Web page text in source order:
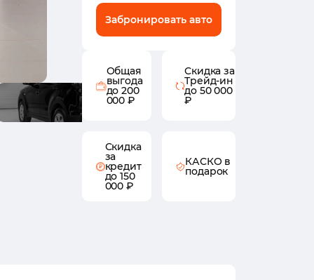
Забронировать авто
Общая
выгода
до 200
000 ₽
Скидка за
Трейд-ин
до 50 000
₽
Скидка
за
кредит
до 150
000 ₽
КАСКО в
подарок